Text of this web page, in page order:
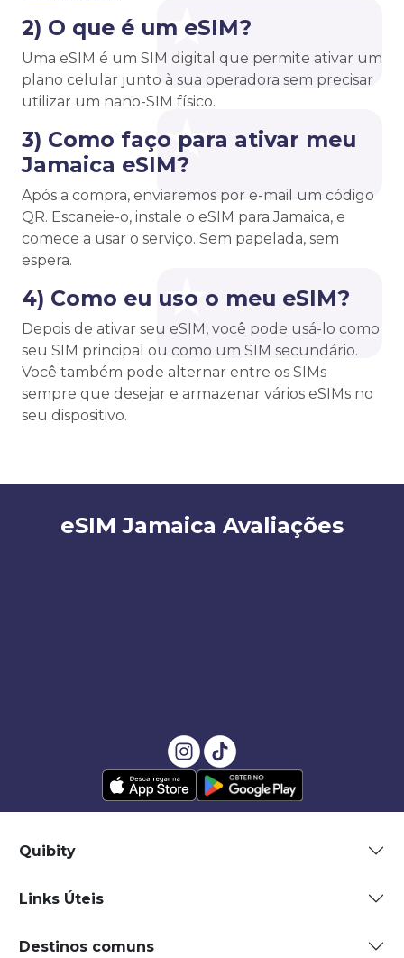
2) O que é um eSIM?
Uma eSIM é um SIM digital que permite ativar um
plano celular junto à sua operadora sem precisar
utilizar um nano-SIM físico.
3) Como faço para ativar meu
Jamaica eSIM?
Após a compra, enviaremos por e-mail um código
QR. Escaneie-o, instale o eSIM para Jamaica, e
comece a usar o serviço. Sem papelada, sem
espera.
4) Como eu uso o meu eSIM?
Depois de ativar seu eSIM, você pode usá-lo como
seu SIM principal ou como um SIM secundário.
Você também pode alternar entre os SIMs
sempre que desejar e armazenar vários eSIMs no
seu dispositivo.
eSIM Jamaica Avaliações
Quibity
Links Úteis
Destinos comuns